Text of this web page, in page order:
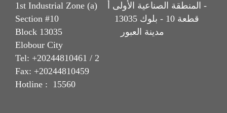
1st Industrial Zone (a) المنطقة الصناعية الأولى أ -
Section #10 قطعة 10 - بلوك 13035
Block 13035 مدينة العبور
Elobour City
Tel: +20244810461 / 2
Fax: +20244810459
Hotline : 15560